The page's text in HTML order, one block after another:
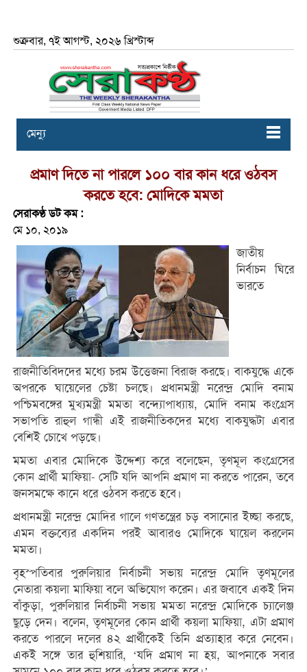
শুক্রবার, ৭ই আগস্ট, ২০২৬ খ্রিস্টাব্দ
মেন্যু
প্রমাণ দিতে না পারলে ১০০ বার কান ধরে ওঠবস
করতে হবে: মোদিকে মমতা
সেরাকণ্ঠ ডট কম :
মে ১০, ২০১৯
জাতীয়
নির্বাচন ঘিরে
ভারতে
রাজনীতিবিদদের মধ্যে চরম উত্তেজনা বিরাজ করছে। বাকযুদ্ধে একে
অপরকে ঘায়েলের চেষ্টা চলছে। প্রধানমন্ত্রী নরেন্দ্র মোদি বনাম
পশ্চিমবঙ্গের মুখ্যমন্ত্রী মমতা বন্দ্যোপাধ্যায়, মোদি বনাম কংগ্রেস
সভাপতি রাহুল গান্ধী এই রাজনীতিকদের মধ্যে বাকযুদ্ধটা এবার
বেশিই চোখে পড়ছে।
মমতা এবার মোদিকে উদ্দেশ্য করে বলেছেন, তৃণমূল কংগ্রেসের
কোন প্রার্থী মাফিয়া- সেটি যদি আপনি প্রমাণ না করতে পারেন, তবে
জনসমক্ষে কানে ধরে ওঠবস করতে হবে।
প্রধানমন্ত্রী নরেন্দ্র মোদির গালে গণতন্ত্রের চড় বসানোর ইচ্ছা করছে,
এমন বক্তব্যের একদিন পরই আবারও মোদিকে ঘায়েল করলেন
মমতা।
বৃহস্পতিবার পুরুলিয়ার নির্বাচনী সভায় নরেন্দ্র মোদি তৃণমূলের
নেতারা কয়লা মাফিয়া বলে অভিযোগ করেন। এর জবাবে একই দিন
বাঁকুড়া, পুরুলিয়ার নির্বাচনী সভায় মমতা নরেন্দ্র মোদিকে চ্যালেঞ্জ
ছুড়ে দেন। বলেন, তৃণমূলের কোন প্রার্থী কয়লা মাফিয়া, এটা প্রমাণ
করতে পারলে দলের ৪২ প্রার্থীকেই তিনি প্রত্যাহার করে নেবেন।
একই সঙ্গে তার হুশিয়ারি, ‘যদি প্রমাণ না হয়, আপনাকে সবার